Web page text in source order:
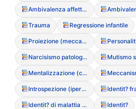
Ambivalenza affettiva
Trauma Regressione infantile
Proiezione (meccanismo di difesa)
Narcisismo patologico (correlazione con l’immagine)
Mentalizzazione (capacit? di)
Introspezione (iper-introspezione) Identit?
Identit? di malattia (sentirsi “il disturbo”) Identit?